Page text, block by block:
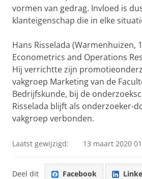
vormen van gedrag. Invloed is
klanteigenschap die in elke
Hans Risselada (Warmenhuizen,
Econometrics and Operations
Hij verrichtte zijn
vakgroep Marketing van de
Bedrijfskunde, bij de
Risselada blijft als onderzoeker-
vakgroep verbonden.
Laatst gewijzigd: 13 maart 2020
Deel dit Facebook